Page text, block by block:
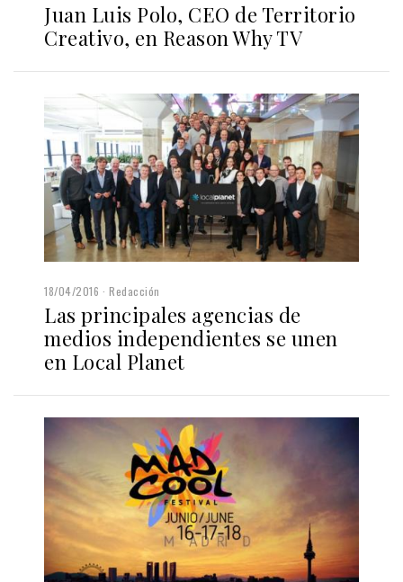
Juan Luis Polo, CEO de Territorio
Creativo, en Reason Why TV
18/04/2016 Redacción
Las principales agencias de
medios independientes se unen
en Local Planet